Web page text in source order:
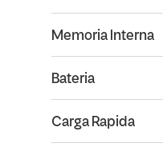
Carga Rapida
Memoria Interna
Bateria